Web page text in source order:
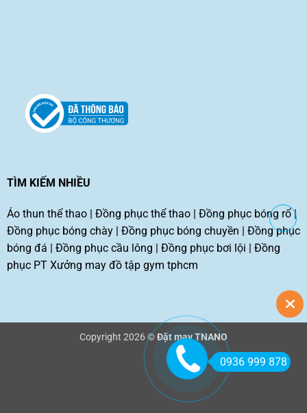
TÌM KIẾM NHIỀU
Áo thun thể thao| Đồng phục thể thao| Đồng phục bóng rổ|
Đồng phục bóng chày| Đồng phục bóng chuyền
Đồng phục
bóng đá
Đồng phục cầu lông Đồng phục bơi lội
Đồng
phục PT Xưởng may đồ tập gym tphcm
Copyright 2026 ©Đặt may TNANO
0936 999 878